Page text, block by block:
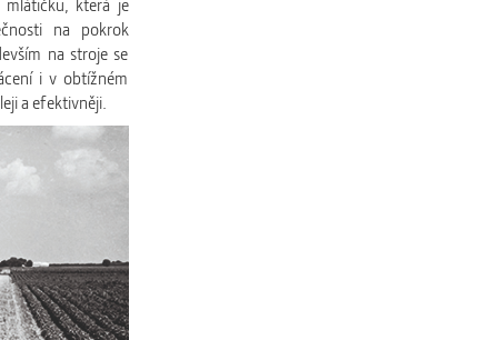
na pokrok
na stroje se
i v obtížném
a efektivněji.